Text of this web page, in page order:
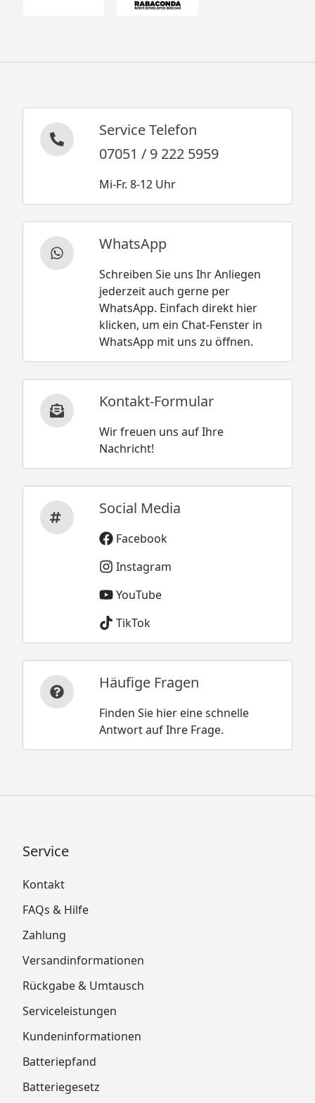
Service Telefon
07051 / 9 222 5959
Mi-Fr. 8-12 Uhr
WhatsApp
Schreiben Sie uns Ihr Anliegen
jederzeit auch gerne per
WhatsApp. Einfach direkt hier
klicken, um ein Chat-Fenster in
WhatsApp mit uns zu öffnen.
Kontakt-Formular
Wir freuen uns auf Ihre
Nachricht!
Social Media
Facebook
Instagram
YouTube
TikTok
Häufige Fragen
Finden Sie hier eine schnelle
Antwort auf Ihre Frage.
Service
Kontakt
FAQs & Hilfe
Zahlung
Versandinformationen
Rückgabe & Umtausch
Serviceleistungen
Kundeninformationen
Batteriepfand
Batteriegesetz